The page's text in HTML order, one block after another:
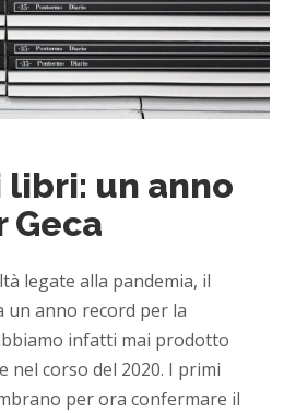
libri: un anno
Geca
legate alla pandemia, il
un anno record per la
infatti mai prodotto
nel corso del 2020. I primi
per ora confermare il